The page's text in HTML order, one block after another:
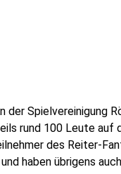
der Spielvereinigung
rund 100 Leute auf
des Reiter-
haben übrigens